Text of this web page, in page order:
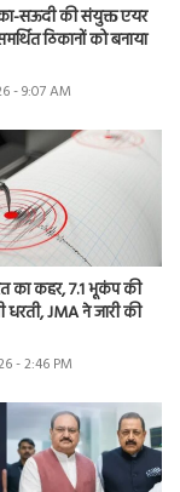
सऊदी की संयुक्त एयर
ठिकानों को बनाया
- 9:07 AM
का कहर, 7.1 भूकंप की
धरती, JMA ने जारी की
- 2:46 PM